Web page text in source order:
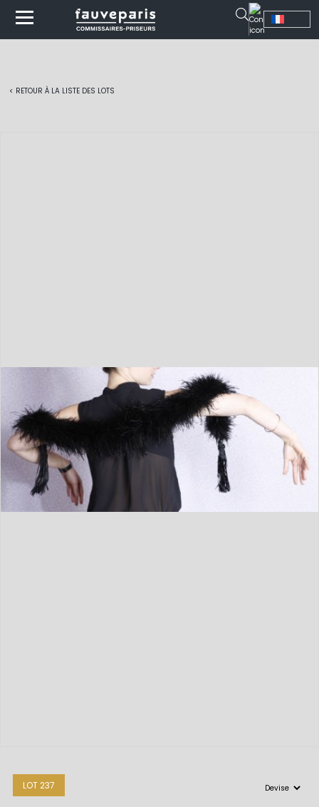
< RETOUR À LA LISTE DES LOTS
LOT 237